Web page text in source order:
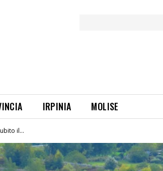
IRPINIA MOLISE
il...